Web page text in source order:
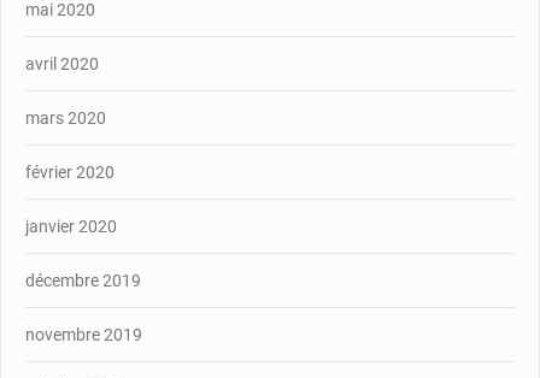
mai 2020
avril 2020
mars 2020
février 2020
janvier 2020
décembre 2019
novembre 2019